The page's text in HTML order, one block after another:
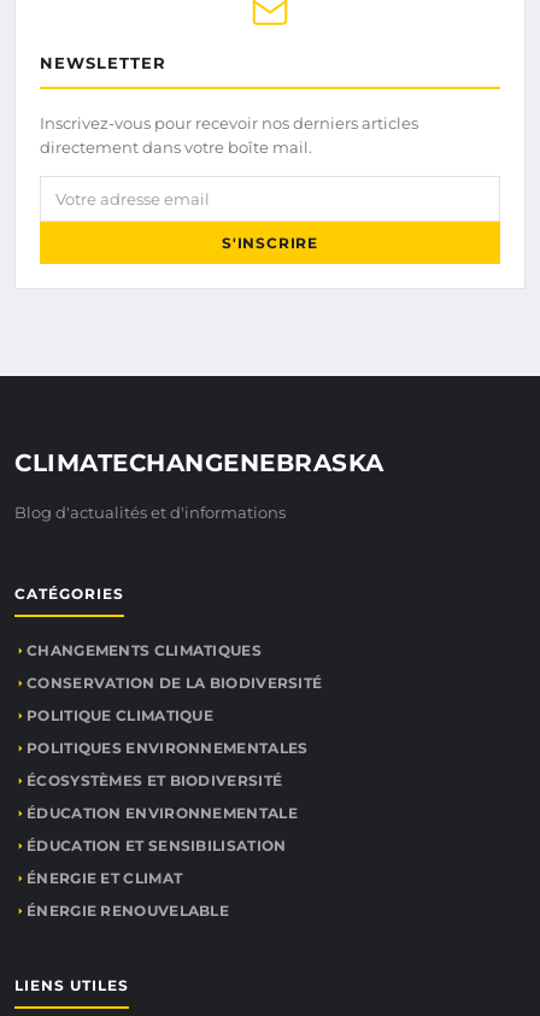
NEWSLETTER
Inscrivez-vous pour recevoir nos derniers articles
directement dans votre boîte mail.
Votre adresse email
S'INSCRIRE
CLIMATECHANGENEBRASKA
Blog d'actualités et d'informations
CATÉGORIES
CHANGEMENTS CLIMATIQUES
CONSERVATION DE LA BIODIVERSITÉ
POLITIQUE CLIMATIQUE
POLITIQUES ENVIRONNEMENTALES
ÉCOSYSTÈMES ET BIODIVERSITÉ
ÉDUCATION ENVIRONNEMENTALE
ÉDUCATION ET SENSIBILISATION
ÉNERGIE ET CLIMAT
ÉNERGIE RENOUVELABLE
LIENS UTILES